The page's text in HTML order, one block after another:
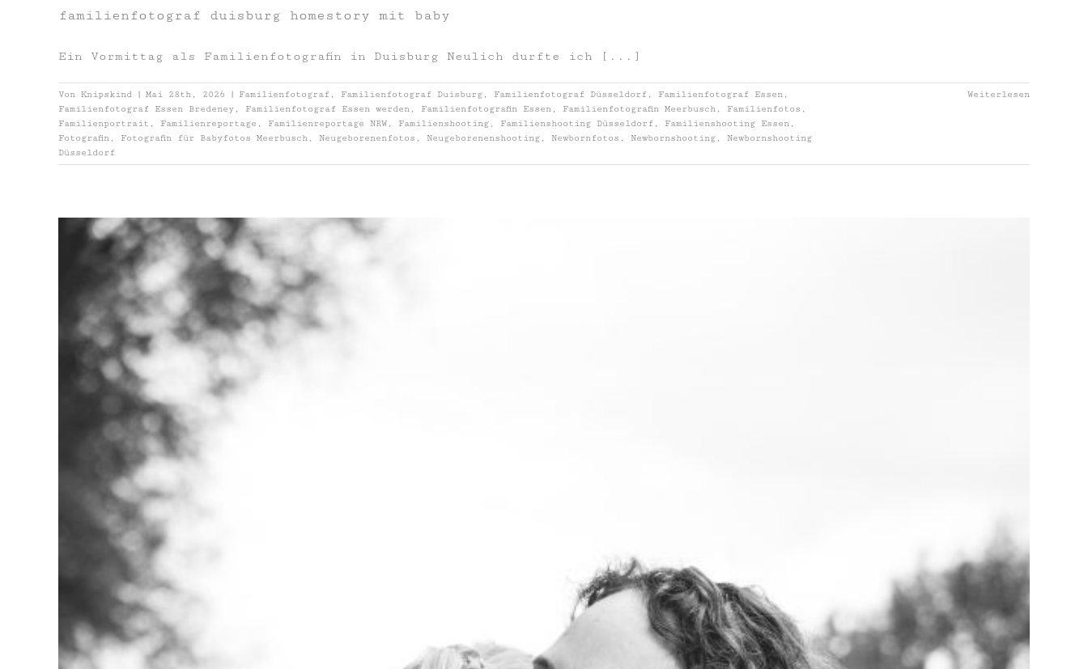
familienfotograf duisburg homestory mit baby
Ein Vormittag als Familienfotografin in Duisburg Neulich durfte ich [...]
Von Knipskind | Mai 28th, 2026 | Familienfotograf , Familienfotograf Duisburg , Familienfotograf Düsseldorf , Familienfotograf Essen ,
Familienfotograf Essen Bredeney , Familienfotograf Essen werden , Familienfotografin Essen , Familienfotografin Meerbusch , Familienfotos ,
Familienportrait , Familienreportage , Familienreportage NRW , Familienshooting , Familienshooting Düsseldorf , Familienshooting Essen ,
Fotografin , Fotografin für Babyfotos Meerbusch , Neugeborenenfotos , Neugeborenenshooting , Newbornfotos , Newbornshooting , Newbornshooting
Düsseldorf
Weiterlesen